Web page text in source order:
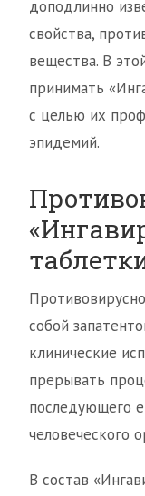
доподлинно
свойства,
вещества. В
принимать
с целью их
эпидемий.
собой
клинические
прерывать
последующего
человеческого
В состав